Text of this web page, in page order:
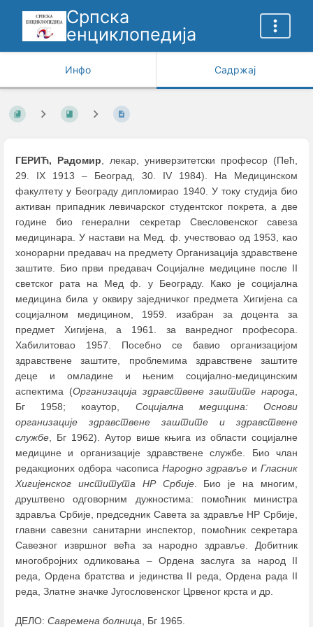
Српска
енциклопедија
Инфо Садржај
ГЕРИЋ, Радомир, лекар, универзитетски професор (Пећ,
29. IX 1913 – Београд, 30. IV 1984). На Медицинском
факултету у Београду дипломирао 1940. У току студија био
активан припадник левичарског студентског покрета, а две
године био генерални секретар Свесловенског савеза
медицинара. У настави на Мед. ф. учествовао од 1953, као
хонорарни предавач на предмету Организација здравствене
заштите. Био први предавач Социјалне медицине после II
светског рата на Мeд ф. у Београду. Како је социјална
медицина била у оквиру заједничког предмета Хигијена са
социјалном медицином, 1959. изабран за доцента за
предмет Хигијена, а 1961. за ванредног професора.
Хабилитовао 1957. Посебно се бавио организацијом
здравствене заштите, проблемима здравствене заштите
деце и омладине и њеним социјално-медицинским
аспектима (Организација здравствене заштите народа,
Бг 1958; коаутор, Социјална медицина: Основи
организације здравствене заштите и здравствене
службе, Бг 1962). Аутор више књига из области социјалне
медицине и организације здравствене службе. Био члан
редакционих одбора часописа Народно здравље иГласник
Хигијенског института НР Србије. Био је на многим,
друштвено одговорним дужностима: помоћник министра
здравља Србије, председник Савета за здравље НР Србије,
главни савезни санитарни инспектор, помоћник секретара
Савезног извршног већа за народно здравље. Добитник
многобројних одликовања –Ордена заслуга за народ II
реда, Ордена братства и јединства II реда, Ордена рада II
реда, Златне значке Југословенског Црвеног крста и др.
ДЕЛО: Савремена болница , Бг 1965.